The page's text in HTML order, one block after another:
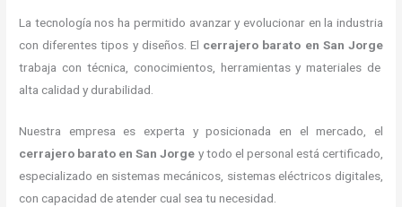
La tecnología nos ha permitido avanzar y evolucionar en la industria
con diferentes tipos y diseños. El cerrajero barato en San Jorge
trabaja con técnica, conocimientos, herramientas y materiales de
alta calidad y durabilidad.
Nuestra empresa es experta y posicionada en el mercado, el
cerrajero barato en San Jorge y todo el personal está certificado,
especializado en sistemas mecánicos, sistemas eléctricos digitales,
con capacidad de atender cual sea tu necesidad.